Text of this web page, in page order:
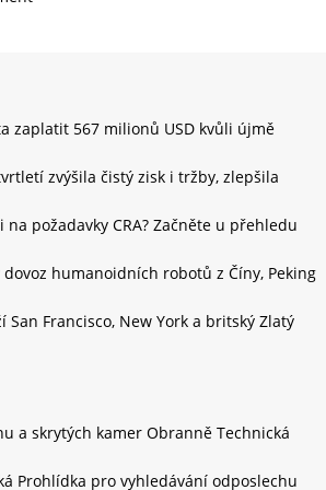
zaplatit 567 milionů USD kvůli újmě
zvýšila čistý zisk i tržby, zlepšila
požadavky CRA? Začněte u přehledu
humanoidních robotů z Číny, Peking
San Francisco, New York a britský Zlatý
a skrytých kamer Obranně Technická
Prohlídka pro vyhledávání odposlechu